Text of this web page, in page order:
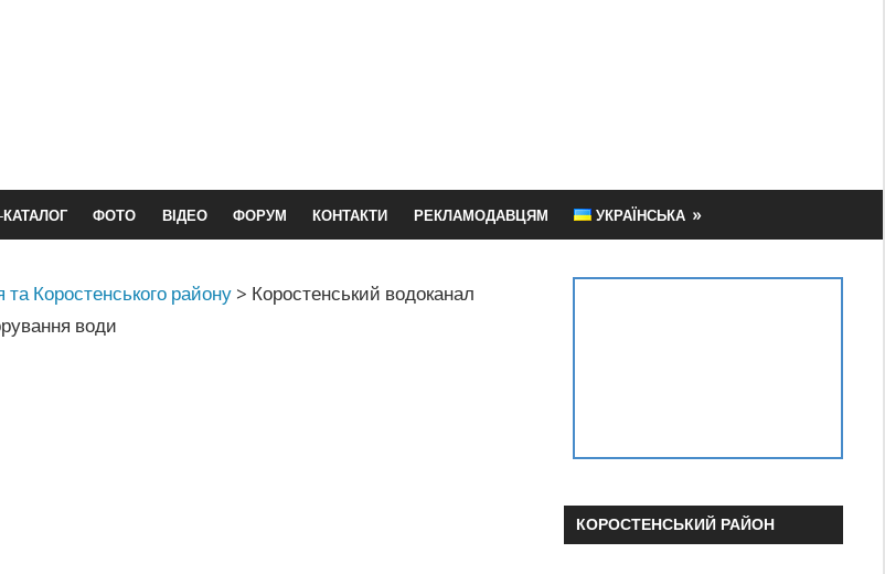
КАТАЛОГ ФОТО ВІДЕО ФОРУМ КОНТАКТИ РЕКЛАМОДАВЦЯМ УКРАЇНСЬКА
Коростенського району > Коростенський водоканал
води
КОРОСТЕНСЬКИЙ РАЙОН